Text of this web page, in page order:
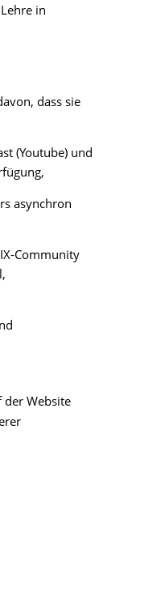
in
dass sie
(Youtube) und
asynchron
Community
der Website